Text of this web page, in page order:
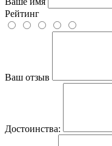
Рейтинг
Ваш отзыв
Достоинства: